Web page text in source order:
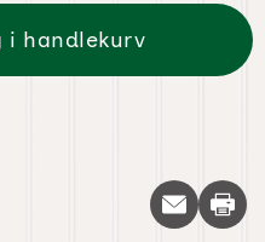
i handlekurv
Skriv